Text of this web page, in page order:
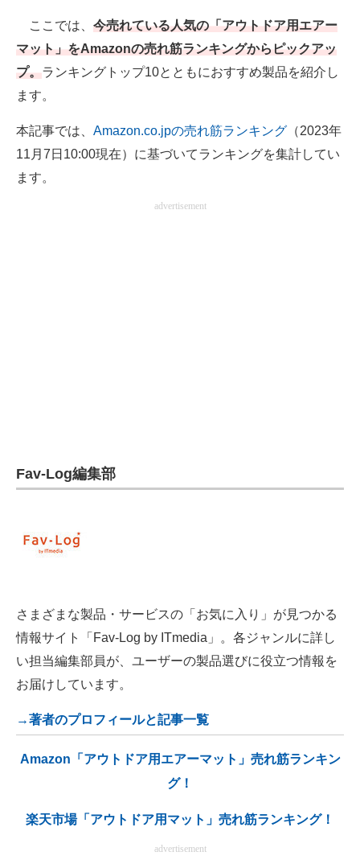
IT製品の技術・比較・事例
製造業のIT導入・活用を支援
エレクトロニクス専門サイト
電子設計の基本と応用
ここでは、 今売れている人気の「アウトドア用エアー
マット」をAmazonの売れ筋ランキングからピックアッ
プ。ランキングトップ10とともにおすすめ製品を紹介し
ます。
本記事では、 Amazon.co.jpの売れ筋ランキング （2023年
11月7日10:00現在）に基づいてランキングを集計してい
ます。
advertisement
Fav-Log編集部
さまざまな製品・サービスの「お気に入り」が見つかる
情報サイト「Fav-Log by ITmedia」。各ジャンルに詳し
い担当編集部員が、ユーザーの製品選びに役立つ情報を
お届けしています。
→著者のプロフィールと記事一覧
Amazon「アウトドア用エアーマット」売れ筋ランキン
グ！
楽天市場「アウトドア用マット」売れ筋ランキング！
advertisement